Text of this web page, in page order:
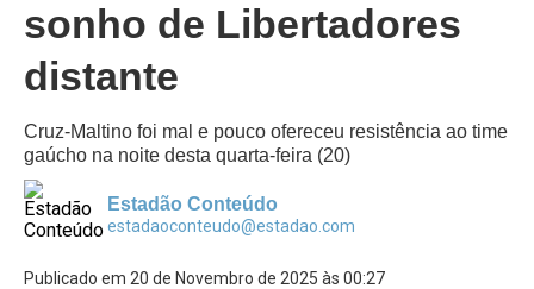
sonho de Libertadores
distante
Cruz-Maltino foi mal e pouco ofereceu resistência ao time
gaúcho na noite desta quarta-feira (20)
Estadão Conteúdo
estadaoconteudo@estadao.com
Publicado em 20 de Novembro de 2025 às 00:27